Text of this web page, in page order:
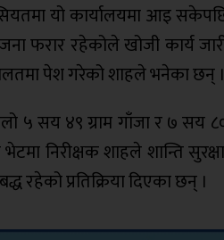
यो कार्यालयमा आइ सकेपछि
फरार रहेकोले खोजी कार्य
पेश गरेको शाहले भनेका छन् ।
सय ४९ ग्राम गाँजा र ७ सय ८०
निरीक्षक शाहले शान्ति
रहेको प्रतिक्रिया दिएका छन् ।